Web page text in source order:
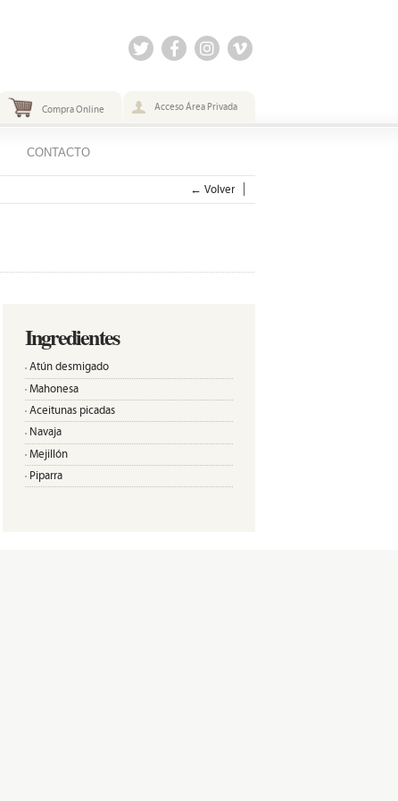
Acceso Área Privada
Compra Online
CONTACTO
← Volver
Ingredientes
Atún desmigado
Mahonesa
Aceitunas picadas
Navaja
Mejillón
Piparra